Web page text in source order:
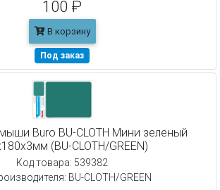
100 ₽
В корзину
Под заказ
Buro BU-CLOTH Мини зеленый
(BU-CLOTH/GREEN)
Код товара: 539382
BU-CLOTH/GREEN